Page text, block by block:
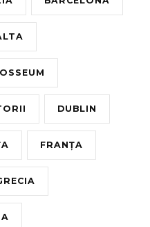
DUBLIN
FRANȚA